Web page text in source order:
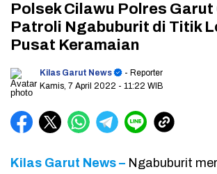
Polsek Cilawu Polres Garut
Patroli Ngabuburit di Titik
Pusat Keramaian
Kilas Garut News
- Reporter
Kamis, 7 April 2022 - 11:22 WIB
Kilas Garut News – Ngabuburit